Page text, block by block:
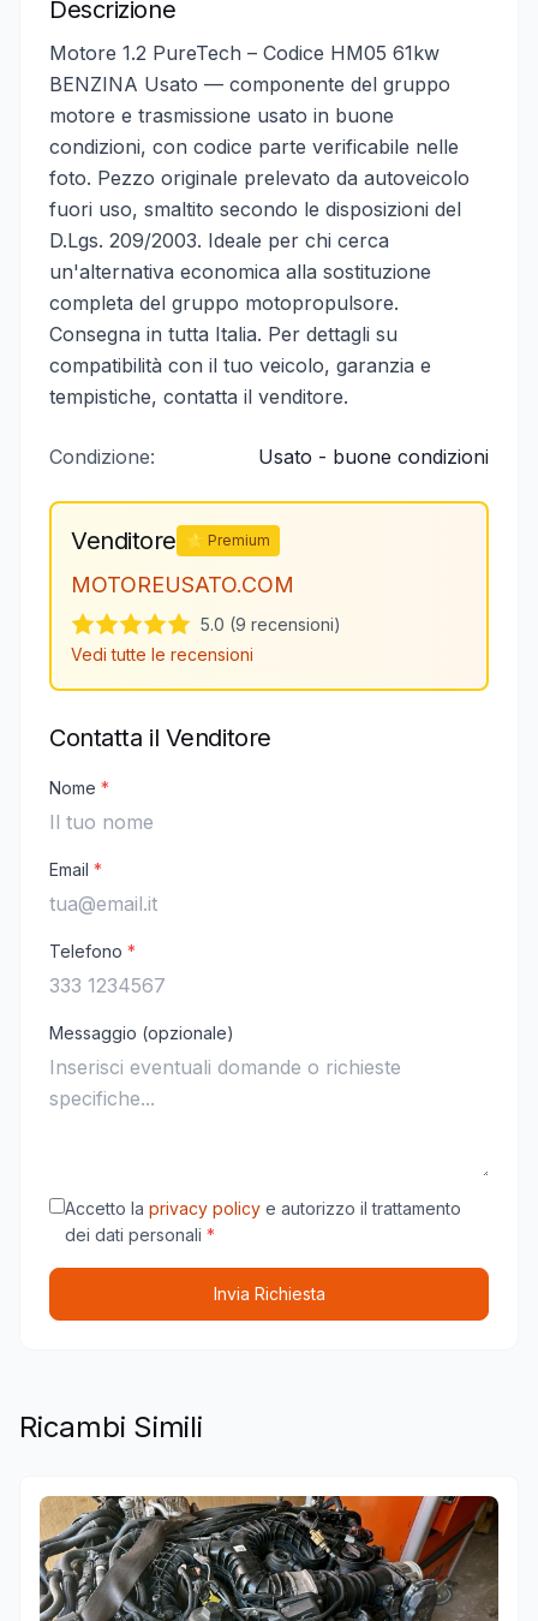
Descrizione
Motore 1.2 PureTech – Codice HM05 61kw
BENZINA Usato — componente del gruppo
motore e trasmissione usato in buone
condizioni, con codice parte verificabile nelle
foto. Pezzo originale prelevato da autoveicolo
fuori uso, smaltito secondo le disposizioni del
D.Lgs. 209/2003. Ideale per chi cerca
un'alternativa economica alla sostituzione
completa del gruppo motopropulsore.
Consegna in tutta Italia. Per dettagli su
compatibilità con il tuo veicolo, garanzia e
tempistiche, contatta il venditore.
Condizione: Usato - buone condizioni
Venditore ⭐ Premium
MOTOREUSATO.COM
5.0 (9 recensioni)
Vedi tutte le recensioni
Contatta il Venditore
Nome *
Email *
Telefono *
Messaggio (opzionale)
Accetto la privacy policy e autorizzo il trattamento
dei dati personali *
Invia Richiesta
Ricambi Simili